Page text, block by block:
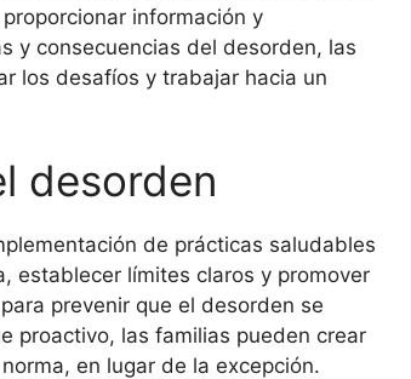
información y
y consecuencias del desorden, las
los desafíos y trabajar hacia un
desorden
de prácticas saludables
establecer límites claros y promover
prevenir que el desorden se
proactivo, las familias pueden crear
en lugar de la excepción.